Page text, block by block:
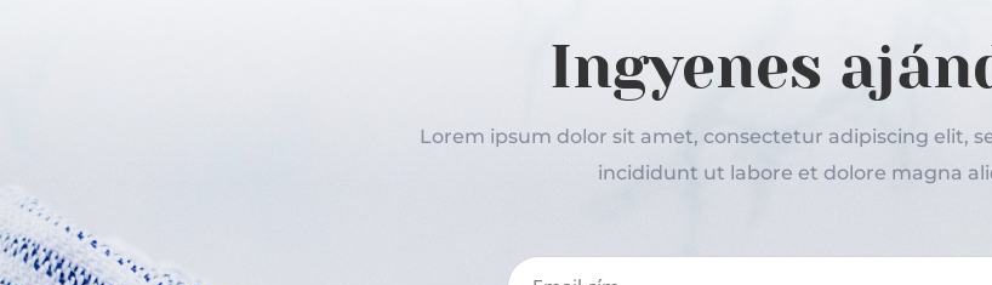
Ingyenes
Lorem ipsum dolor sit amet, consectetur adipiscing elit,
incididunt ut labore et dolore magna